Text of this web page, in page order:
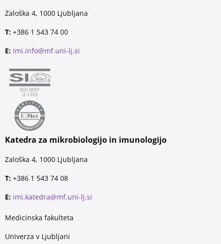
Zaloška 4, 1000 Ljubljana
T: +386 1 543 74 00
E: imi.info@mf.uni-lj.si
Katedra za mikrobiologijo in imunologijo
Zaloška 4, 1000 Ljubljana
T: +386 1 543 74 08
E: imi.katedra@mf.uni-lj.si
Medicinska fakulteta
Univerza v Ljubljani